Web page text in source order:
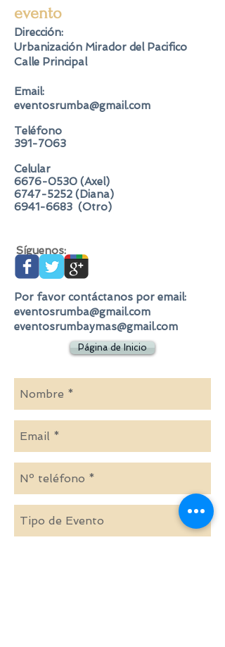
evento
Dirección:
Urbanización Mirador del Pacifico
Calle Principal
​Email:
eventosrumba@gmail.com
​Teléfono
391-7063
Celular
6676-0530 (Axel)
6747-5252 (Diana)
6941-6683 (Otro)
Síguenos:
Por favor contáctanos por email:
eventosrumba@gmail.com
eventosrumbaymas@gmail.com
Página de Inicio